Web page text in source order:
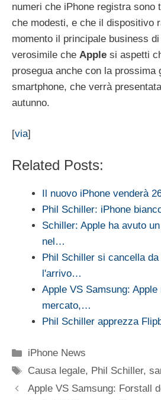
numeri che iPhone registra sono
che modesti, e che il dispositivo
momento il principale business
verosimile che Apple si aspetti
prosegua anche con la prossima
smartphone, che verrà
autunno.
[via]
Related Posts:
Il nuovo iPhone venderà
Phil Schiller: iPhone
Schiller: Apple ha avuto
nel…
Phil Schiller si cancella
l'arrivo…
Apple VS Samsung:
mercato,…
Phil Schiller apprezza
Categorie
iPhone News
Tag
Causa legale, Phil Schiller,
Apple VS Samsung: Forstall